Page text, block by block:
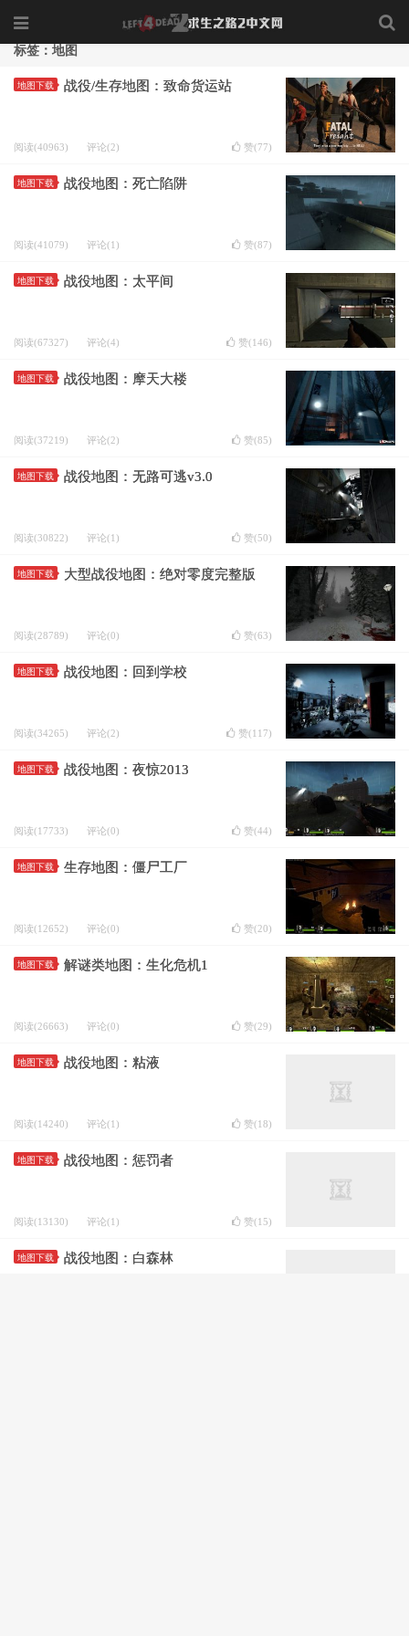
标签：地图
地图下载 战役/生存地图：致命货运站
阅读(40963) 评论(2) 赞(77)
地图下载 战役地图：死亡陷阱
阅读(41079) 评论(1) 赞(87)
地图下载 战役地图：太平间
阅读(67327) 评论(4) 赞(146)
地图下载 战役地图：摩天大楼
阅读(37219) 评论(2) 赞(85)
地图下载 战役地图：无路可逃v3.0
阅读(30822) 评论(1) 赞(50)
地图下载 大型战役地图：绝对零度完整版
阅读(28789) 评论(0) 赞(63)
地图下载 战役地图：回到学校
阅读(34265) 评论(2) 赞(117)
地图下载 战役地图：夜惊2013
阅读(17733) 评论(0) 赞(44)
地图下载 生存地图：僵尸工厂
阅读(12652) 评论(0) 赞(20)
地图下载 解谜类地图：生化危机1
阅读(26663) 评论(0) 赞(29)
地图下载 战役地图：粘液
阅读(14240) 评论(1) 赞(18)
地图下载 战役地图：惩罚者
阅读(13130) 评论(1) 赞(15)
地图下载 战役地图：白森林